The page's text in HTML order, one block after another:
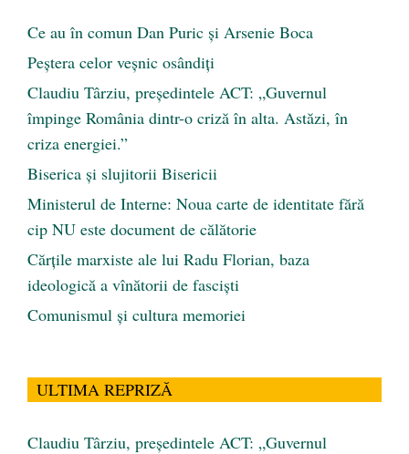
Ce au în comun Dan Puric şi Arsenie Boca
Peştera celor veşnic osândiţi
Claudiu Târziu, președintele ACT: „Guvernul
împinge România dintr-o criză în alta. Astăzi, în
criza energiei.”
Biserica și slujitorii Bisericii
Ministerul de Interne: Noua carte de identitate fără
cip NU este document de călătorie
Cărţile marxiste ale lui Radu Florian, baza
ideologică a vînătorii de fascişti
Comunismul şi cultura memoriei
ULTIMA REPRIZĂ
Claudiu Târziu, președintele ACT: „Guvernul